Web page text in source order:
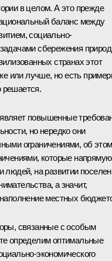
в целом. А это прежде
баланс между
социально-
сбережения
странах этот
или лучше, но есть
решается.
повышенные
но нередко они
ограничениями, об этом
которые напрямую
людей, на развитии
а значит,
местных
связанные с особым
определим оптимальные
экономического